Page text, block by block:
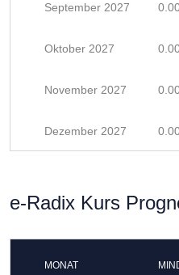
September 2027
Oktober 2027
November 2027
Dezember 2027
e-Radix Kurs
MONAT